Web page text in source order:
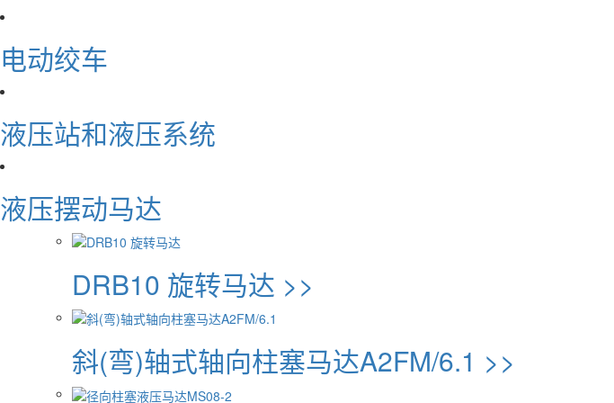
电动绞车
液压站和液压系统
液压摆动马达
DRB10 旋转马达 >>
斜(弯)轴式轴向柱塞马达A2FM/6.1 >>